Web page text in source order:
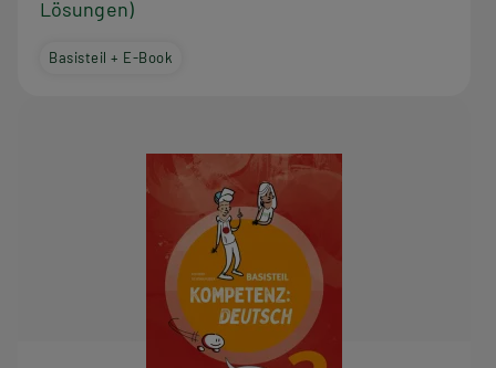
Lösungen)
Basisteil + E-Book